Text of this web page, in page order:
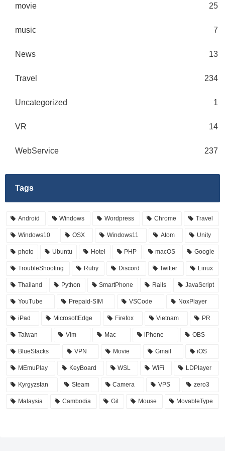
movie 25
music 7
News 13
Travel 234
Uncategorized 1
VR 14
WebService 237
Tags
Android Windows Wordpress Chrome Travel
Windows10 OSX Windows11 Atom Unity
photo Ubuntu Hotel PHP macOS Google
TroubleShooting Ruby Discord Twitter Linux
Thailand Python SmartPhone Rails JavaScript
YouTube Prepaid-SIM VSCode NoxPlayer
iPad MicrosoftEdge Firefox Vietnam PR
Taiwan Vim Mac iPhone OBS
BlueStacks VPN Movie Gmail iOS
MEmuPlay KeyBoard WSL WiFi LDPlayer
Kyrgyzstan Steam Camera VPS zero3
Malaysia Cambodia Git Mouse MovableType